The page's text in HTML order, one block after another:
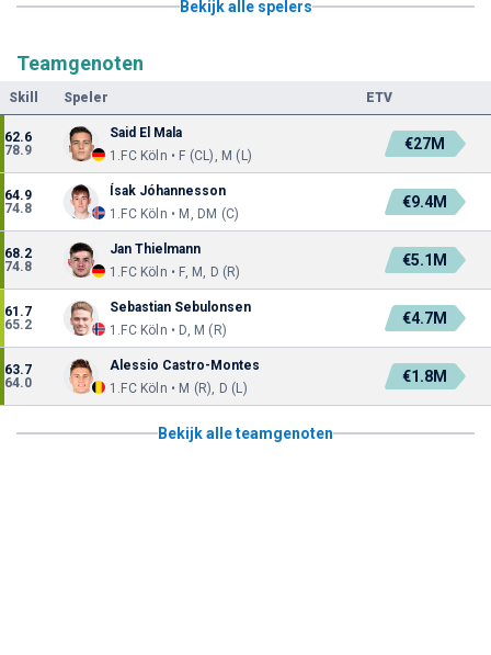
Bekijk alle spelers
Teamgenoten
Skill Speler ETV
62.6
78.9
Said El Mala
1.FC Köln • F (CL), M (L)
€27M
64.9
74.8
Ísak Jóhannesson
1.FC Köln • M, DM (C)
€9.4M
68.2
74.8
Jan Thielmann
1.FC Köln • F, M, D (R)
€5.1M
61.7
65.2
Sebastian Sebulonsen
1.FC Köln • D, M (R)
€4.7M
63.7
64.0
Alessio Castro-Montes
1.FC Köln • M (R), D (L)
€1.8M
Bekijk alle teamgenoten